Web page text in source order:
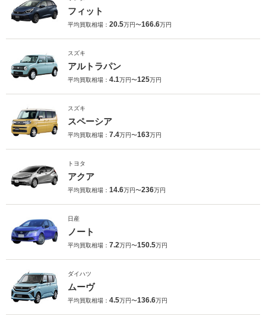
フィット
平均買取相場： 20.5万円〜166.6万円
スズキ
アルトラパン
平均買取相場： 4.1万円〜125万円
スズキ
スペーシア
平均買取相場： 7.4万円〜163万円
トヨタ
アクア
平均買取相場： 14.6万円〜236万円
日産
ノート
平均買取相場： 7.2万円〜150.5万円
ダイハツ
ムーヴ
平均買取相場： 4.5万円〜136.6万円